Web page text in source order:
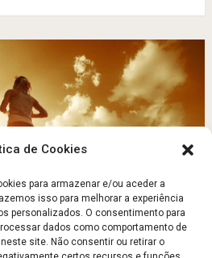
de Cookies
para armazenar e/ou aceder a
isso para melhorar a experiência
personalizados. O consentimento para
dados como comportamento de
site. Não consentir ou retirar o
vai correr